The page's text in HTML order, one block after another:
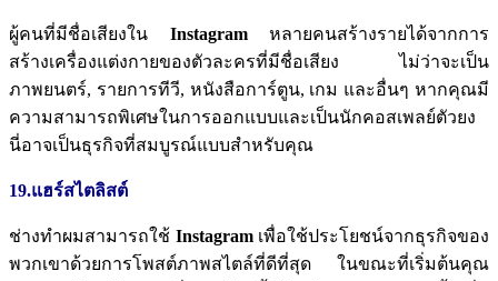
ผู้คนที่มีชื่อเสียงใน Instagram หลายคนสร้างรายได้จากการ
สร้างเครื่องแต่งกายของตัวละครที่มีชื่อเสียง
ไม่ว่าจะเป็น
ภาพยนตร์, รายการทีวี, หนังสือการ์ตูน, เกม และอื่นๆ หากคุณมี
ความสามารถพิเศษในการออกแบบและเป็นนักคอสเพลย์ตัวยง
นี่อาจเป็นธุรกิจที่สมบูรณ์แบบสำหรับคุณ
19.แฮร์สไตลิสต์
ช่างทำผมสามารถใช้ Instagram เพื่อใช้ประโยชน์จากธุรกิจของ
พวกเขาด้วยการโพสต์ภาพสไตล์ที่ดีที่สุด
ในขณะที่เริ่มต้นคุณ